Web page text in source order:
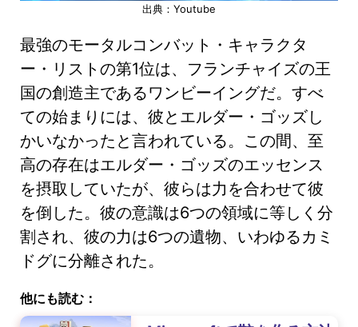
出典：Youtube
最強のモータルコンバット・キャラクタ
ー・リストの第1位は、フランチャイズの王
国の創造主であるワンビーイングだ。すべ
ての始まりには、彼とエルダー・ゴッズし
かいなかったと言われている。この間、至
高の存在はエルダー・ゴッズのエッセンス
を摂取していたが、彼らは力を合わせて彼
を倒した。彼の意識は6つの領域に等しく分
割され、彼の力は6つの遺物、いわゆるカミ
ドグに分離された。
他にも読む：